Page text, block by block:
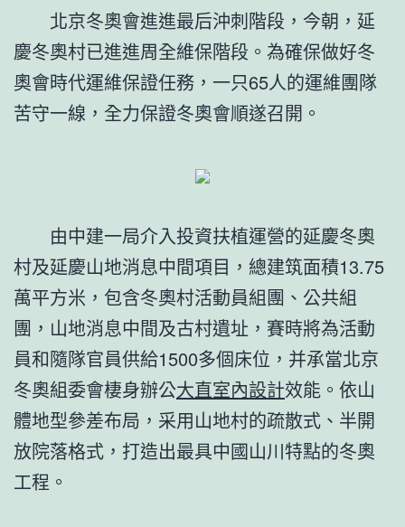
北京冬奧會進進最后沖刺階段，今朝，延
慶冬奧村已進進周全維保階段。為確保做好冬
奧會時代運維保證任務，一只65人的運維團隊
苦守一線，全力保證冬奧會順遂召開。
由中建一局介入投資扶植運營的延慶冬奧
村及延慶山地消息中間項目，總建筑面積13.75
萬平方米，包含冬奧村活動員組團、公共組
團，山地消息中間及古村遺址，賽時將為活動
員和隨隊官員供給1500多個床位，并承當北京
冬奧組委會棲身辦公大直室內設計效能。依山
體地型參差布局，采用山地村的疏散式、半開
放院落格式，打造出最具中國山川特點的冬奧
工程。